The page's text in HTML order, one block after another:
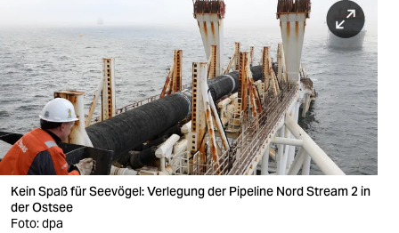
berlin
nord
wahrheit
verlag
verlag
veranstaltungen
Kein Spaß für Seevögel: Verlegung der Pipeline Nord Stream 2 in
der Ostsee
Foto: dpa